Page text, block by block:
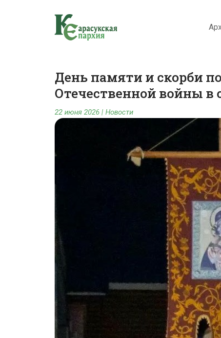
День памяти и скорби
Отечественной войны в
22 июня 2026 | Новости